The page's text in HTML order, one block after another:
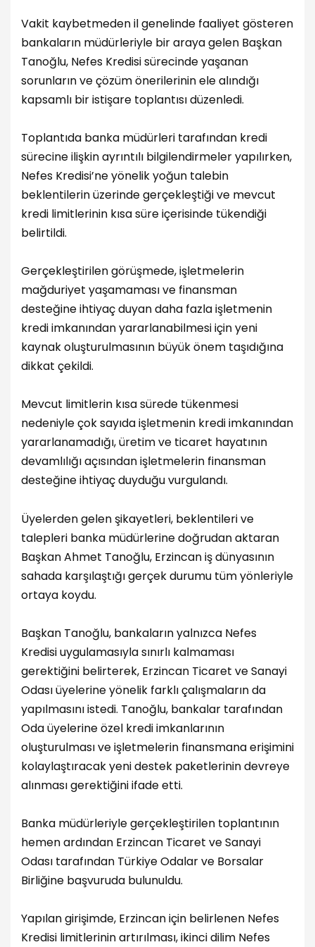
Vakit kaybetmeden il genelinde faaliyet gösteren
bankaların müdürleriyle bir araya gelen Başkan
Tanoğlu, Nefes Kredisi sürecinde yaşanan
sorunların ve çözüm önerilerinin ele alındığı
kapsamlı bir istişare toplantısı düzenledi.
Toplantıda banka müdürleri tarafından kredi
sürecine ilişkin ayrıntılı bilgilendirmeler yapılırken,
Nefes Kredisi’ne yönelik yoğun talebin
beklentilerin üzerinde gerçekleştiği ve mevcut
kredi limitlerinin kısa süre içerisinde tükendiği
belirtildi.
Gerçekleştirilen görüşmede, işletmelerin
mağduriyet yaşamaması ve finansman
desteğine ihtiyaç duyan daha fazla işletmenin
kredi imkanından yararlanabilmesi için yeni
kaynak oluşturulmasının büyük önem taşıdığına
dikkat çekildi.
Mevcut limitlerin kısa sürede tükenmesi
nedeniyle çok sayıda işletmenin kredi imkanından
yararlanamadığı, üretim ve ticaret hayatının
devamlılığı açısından işletmelerin finansman
desteğine ihtiyaç duyduğu vurgulandı.
Üyelerden gelen şikayetleri, beklentileri ve
talepleri banka müdürlerine doğrudan aktaran
Başkan Ahmet Tanoğlu, Erzincan iş dünyasının
sahada karşılaştığı gerçek durumu tüm yönleriyle
ortaya koydu.
Başkan Tanoğlu, bankaların yalnızca Nefes
Kredisi uygulamasıyla sınırlı kalmaması
gerektiğini belirterek, Erzincan Ticaret ve Sanayi
Odası üyelerine yönelik farklı çalışmaların da
yapılmasını istedi. Tanoğlu, bankalar tarafından
Oda üyelerine özel kredi imkanlarının
oluşturulması ve işletmelerin finansmana erişimini
kolaylaştıracak yeni destek paketlerinin devreye
alınması gerektiğini ifade etti.
Banka müdürleriyle gerçekleştirilen toplantının
hemen ardından Erzincan Ticaret ve Sanayi
Odası tarafından Türkiye Odalar ve Borsalar
Birliğine başvuruda bulunuldu.
Yapılan girişimde, Erzincan için belirlenen Nefes
Kredisi limitlerinin artırılması, ikinci dilim Nefes